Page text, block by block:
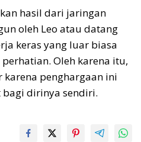
hasil dari jaringan
oleh Leo atau datang
keras yang luar biasa
Oleh karena itu,
karena penghargaan ini
dirinya sendiri.